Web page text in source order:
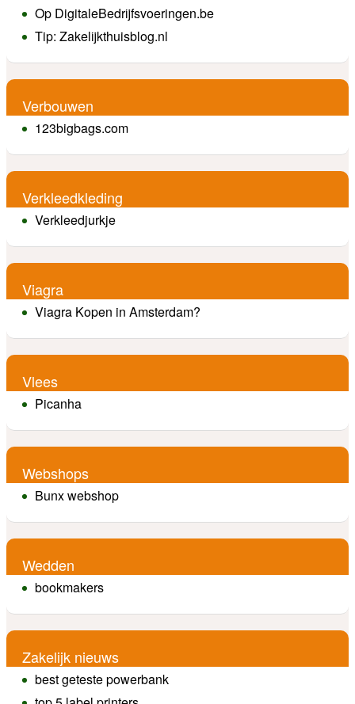
Op DigitaleBedrijfsvoeringen.be
Tip: Zakelijkthuisblog.nl
Verbouwen
123bigbags.com
Verkleedkleding
Verkleedjurkje
Viagra
Viagra Kopen in Amsterdam?
Vlees
Picanha
Webshops
Bunx webshop
Wedden
bookmakers
Zakelijk nieuws
best geteste powerbank